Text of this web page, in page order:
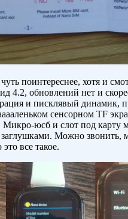
поинтереснее, хотя и
4.2, обновлений нет и
и писклявый динамик,
сенсорном TF
Микро-юсб и слот под карту
Можно звонить,
все такое.